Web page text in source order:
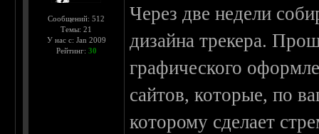
Сообщений: 512
Темы: 21
У нас с: Jan 2009
Рейтинг: 30
Через две недели
дизайна трекера.
графического
сайтов, которые, по
которому сделает